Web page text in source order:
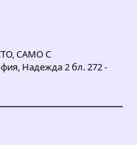
САМО С
Надежда 2 бл. 272 -